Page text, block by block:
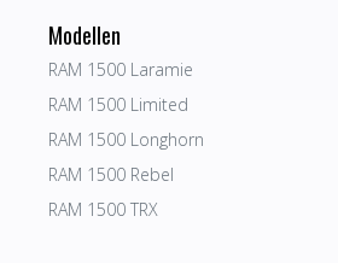
Modellen
RAM 1500 Laramie
RAM 1500 Limited
RAM 1500 Longhorn
RAM 1500 Rebel
RAM 1500 TRX